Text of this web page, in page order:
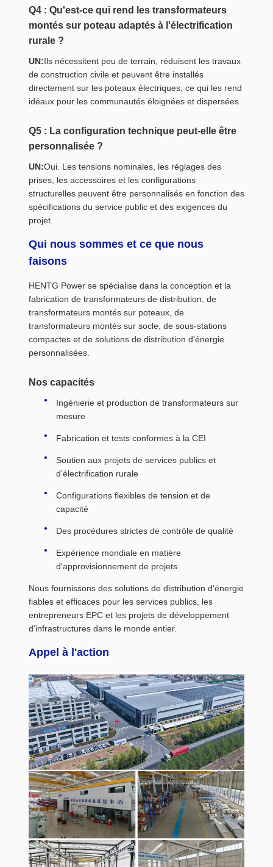
Q4 : Qu'est-ce qui rend les transformateurs
montés sur poteau adaptés à l'électrification
rurale ?
UN:Ils nécessitent peu de terrain, réduisent les travaux
de construction civile et peuvent être installés
directement sur les poteaux électriques, ce qui les rend
idéaux pour les communautés éloignées et dispersées.
Q5 : La configuration technique peut-elle être
personnalisée ?
UN:Oui. Les tensions nominales, les réglages des
prises, les accessoires et les configurations
structurelles peuvent être personnalisés en fonction des
spécifications du service public et des exigences du
projet.
Qui nous sommes et ce que nous
faisons
HENTG Power se spécialise dans la conception et la
fabrication de transformateurs de distribution, de
transformateurs montés sur poteaux, de
transformateurs montés sur socle, de sous-stations
compactes et de solutions de distribution d'énergie
personnalisées.
Nos capacités
Ingénierie et production de transformateurs sur
mesure
Fabrication et tests conformes à la CEI
Soutien aux projets de services publics et
d’électrification rurale
Configurations flexibles de tension et de
capacité
Des procédures strictes de contrôle de qualité
Expérience mondiale en matière
d'approvisionnement de projets
Nous fournissons des solutions de distribution d'énergie
fiables et efficaces pour les services publics, les
entrepreneurs EPC et les projets de développement
d'infrastructures dans le monde entier.
Appel à l'action